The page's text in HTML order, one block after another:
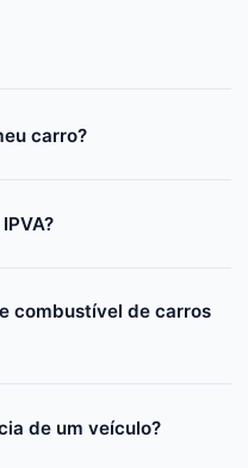
carro?
combustível de carros
de um veículo?